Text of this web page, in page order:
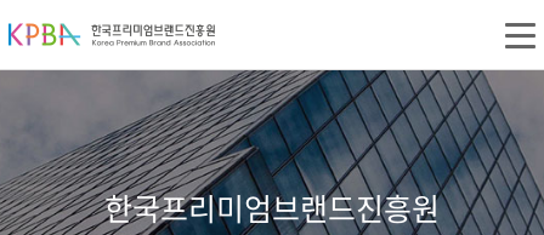
한국프리미엄브랜드진흥원